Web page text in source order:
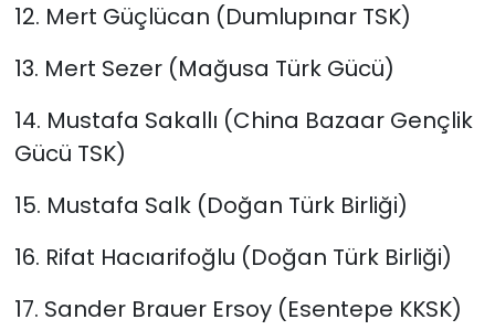
12. Mert Güçlücan (Dumlupınar TSK)
13. Mert Sezer (Mağusa Türk Gücü)
14. Mustafa Sakallı (China Bazaar Gençlik
Gücü TSK)
15. Mustafa Salk (Doğan Türk Birliği)
16. Rifat Hacıarifoğlu (Doğan Türk Birliği)
17. Sander Brauer Ersoy (Esentepe KKSK)